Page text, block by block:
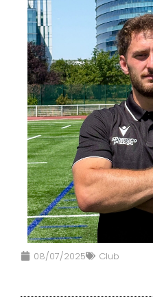
08/07/2025 Club